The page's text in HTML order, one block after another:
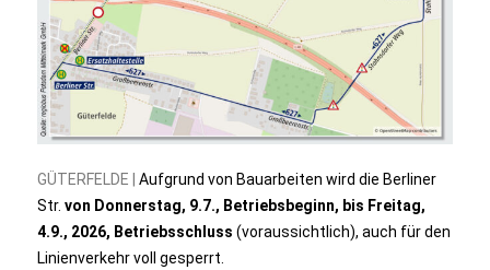
GÜTERFELDE | Aufgrund von Bauarbeiten wird die Berliner
Str. von Donnerstag, 9.7., Betriebsbeginn, bis Freitag,
4.9., 2026, Betriebsschluss (voraussichtlich), auch für den
Linienverkehr voll gesperrt.